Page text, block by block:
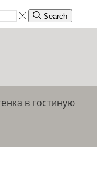
Search
в гостиную